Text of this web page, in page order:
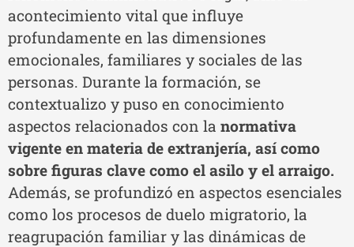
acontecimiento vital que influye
profundamente en las dimensiones
emocionales, familiares y sociales de las
personas. Durante la formación, se
contextualizo y puso en conocimiento
aspectos relacionados con la normativa
vigente en materia de extranjería, así como
sobre figuras clave como el asilo y el arraigo.
Además, se profundizó en aspectos esenciales
como los procesos de duelo migratorio, la
reagrupación familiar y las dinámicas de